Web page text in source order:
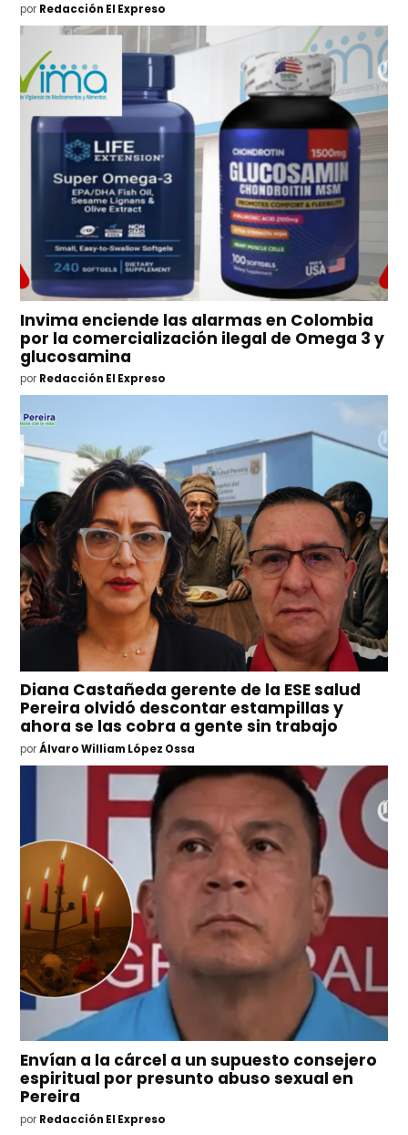
por Redacción El Expreso
Invima enciende las alarmas en Colombia
por la comercialización ilegal de Omega 3 y
glucosamina
por Redacción El Expreso
Diana Castañeda gerente de la ESE salud
Pereira olvidó descontar estampillas y
ahora se las cobra a gente sin trabajo
por Álvaro William López Ossa
Envían a la cárcel a un supuesto consejero
espiritual por presunto abuso sexual en
Pereira
por Redacción El Expreso